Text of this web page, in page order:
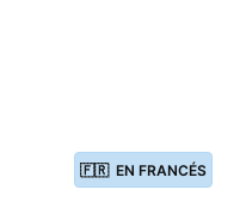
🇫🇷 EN FRANCÉS